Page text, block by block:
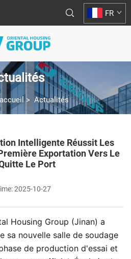
FR
> Actualités
Intelligente Réussit Les
Exportation Vers Le
Le Port
2025-10-27
Housing Group (Jinan) a
sa nouvelle salle de soudage
de production d'essai et